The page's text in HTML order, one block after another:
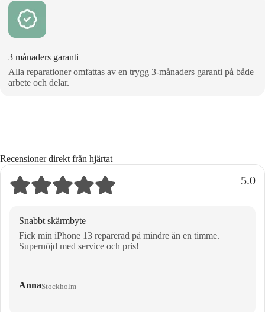
3 månaders garanti
Alla reparationer omfattas av en trygg 3‑månaders garanti på både
arbete och delar.
Recensioner direkt från hjärtat
5.0
Snabbt skärmbyte
Fick min iPhone 13 reparerad på mindre än en timme.
Supernöjd med service och pris!
AnnaStockholm